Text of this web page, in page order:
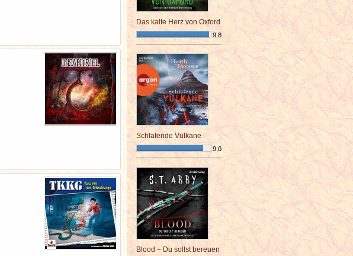
Das kalte Herz von Oxford
9,8
¯¯¯¯¯¯¯¯¯¯¯¯¯¯¯¯¯¯¯¯¯¯¯¯
Schlafende Vulkane
9,0
¯¯¯¯¯¯¯¯¯¯¯¯¯¯¯¯¯¯¯¯¯¯¯¯
Blood – Du sollst bereuen